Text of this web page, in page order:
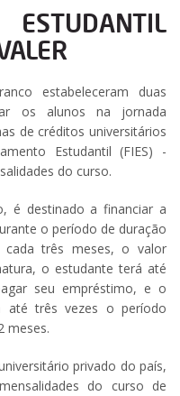
estabeleceram duas
os alunos na jornada
de créditos universitários
Estudantil (FIES) -
do curso.
é destinado a financiar a
o período de duração
três meses, o valor
o estudante terá até
seu empréstimo, e o
até três vezes o período
meses.
privado do país,
do curso de